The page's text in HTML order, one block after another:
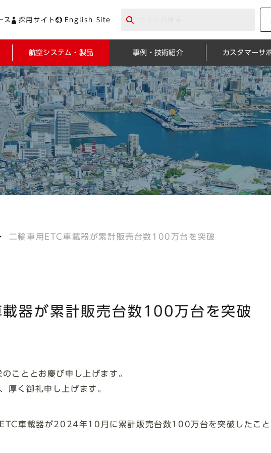
ス 採用サイト English Site
航空システム・製品 事例・技術紹介 カスタマーサ
二輪車用ETC車載器が累計販売台数100万台を突破
器が累計販売台数100万台を突破
こととお慶び申し上げます。
厚く御礼申し上げます。
⾞載器が2024年10⽉に累計販売台数100万台を突破したこ